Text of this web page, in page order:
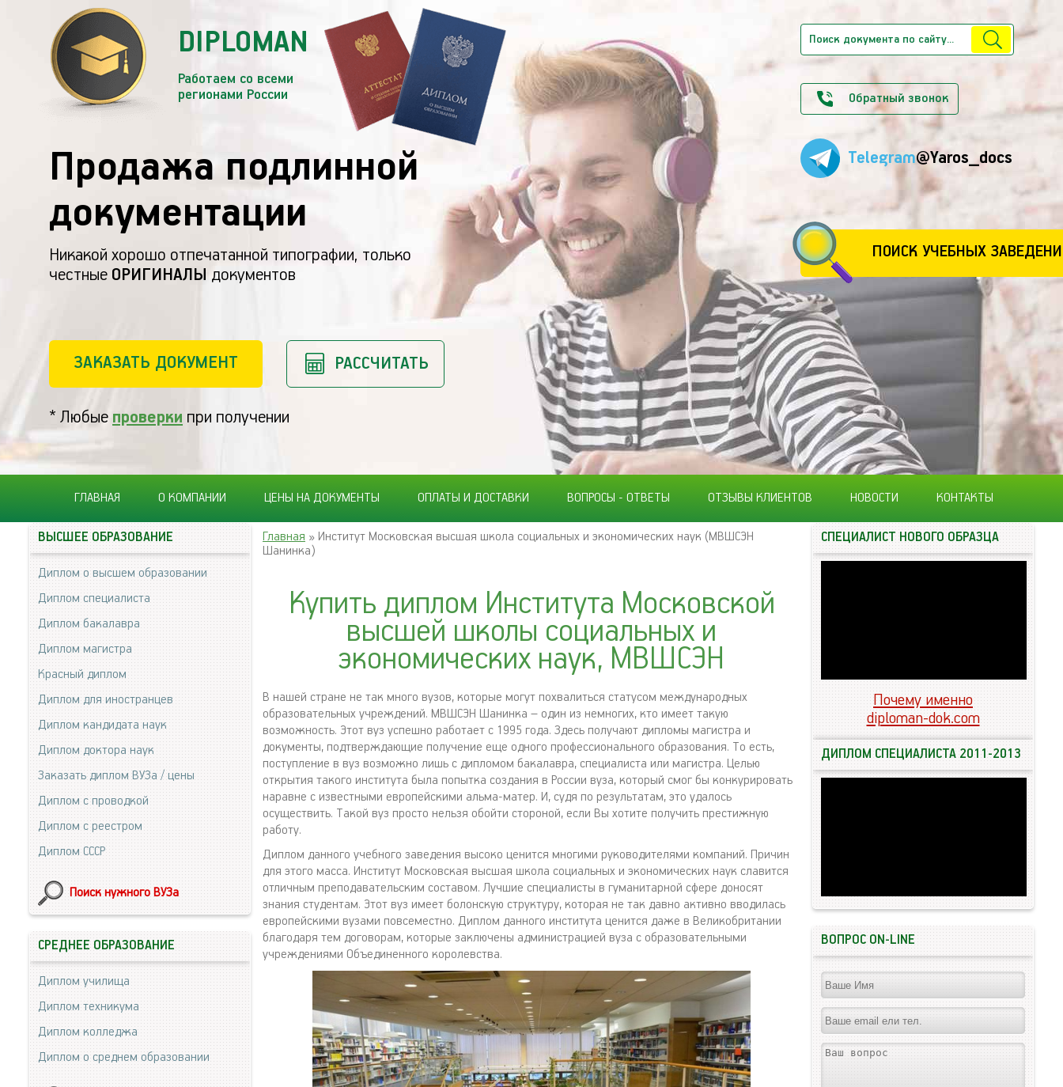
DIPLOMAN
Работаем со всеми
регионами России
Продажа подлинной
документации
Никакой хорошо отпечатанной типографии, только
честные ОРИГИНАЛЫ документов
ЗАКАЗАТЬ ДОКУМЕНТ РАССЧИТАТЬ
* Любые проверки при получении
Обратный звонок
Telegram@Yaros_docs
ПОИСК УЧЕБНЫХ
ГЛАВНАЯ О КОМПАНИИ ЦЕНЫ НА ДОКУМЕНТЫ ОПЛАТЫ И ДОСТАВКИ ВОПРОСЫ - ОТВЕТЫ ОТЗЫВЫ КЛИЕНТОВ НОВОСТИ КОНТАКТЫ
Главная » Институт Московская высшая школа социальных и экономических наук (МВШСЭН
Шанинка)
Купить диплом Института Московской
высшей школы социальных и
экономических наук, МВШСЭН
В нашей стране не так много вузов, которые могут похвалиться статусом международных
образовательных учреждений. МВШСЭН Шанинка – один из немногих, кто имеет такую
возможность. Этот вуз успешно работает с 1995 года. Здесь получают дипломы магистра и
документы, подтверждающие получение еще одного профессионального образования. То есть,
поступление в вуз возможно лишь с дипломом бакалавра, специалиста или магистра. Целью
открытия такого института была попытка создания в России вуза, который смог бы конкурировать
наравне с известными европейскими альма-матер. И, судя по результатам, это удалось
осуществить. Такой вуз просто нельзя обойти стороной, если Вы хотите получить престижную
работу.
Диплом данного учебного заведения высоко ценится многими руководителями компаний. Причин
для этого масса. Институт Московская высшая школа социальных и экономических наук славится
отличным преподавательским составом. Лучшие специалисты в гуманитарной сфере доносят
знания студентам. Этот вуз имеет болонскую структуру, которая не так давно активно вводилась
европейскими вузами повсеместно. Диплом данного института ценится даже в Великобритании
благодаря тем договорам, которые заключены администрацией вуза с образовательными
учреждениями Объединенного королевства.
ВЫСШЕЕ ОБРАЗОВАНИЕ
Диплом о высшем образовании
Диплом специалиста
Диплом бакалавра
Диплом магистра
Красный диплом
Диплом для иностранцев
Диплом кандидата наук
Диплом доктора наук
Заказать диплом ВУЗа / цены
Диплом с проводкой
Диплом с реестром
Диплом СССР
Поиск нужного ВУЗа
СРЕДНЕЕ ОБРАЗОВАНИЕ
Диплом училища
Диплом техникума
Диплом колледжа
Диплом о среднем образовании
СПЕЦИАЛИСТ НОВОГО ОБРАЗЦА
Почему именно
diploman-dok.com
ДИПЛОМ СПЕЦИАЛИСТА 2011-2013
ВОПРОС ON-LINE